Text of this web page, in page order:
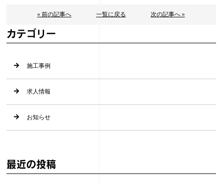
« 前の記事へ 一覧に戻る 次の記事へ »
カテゴリー
施工事例
求人情報
お知らせ
最近の投稿